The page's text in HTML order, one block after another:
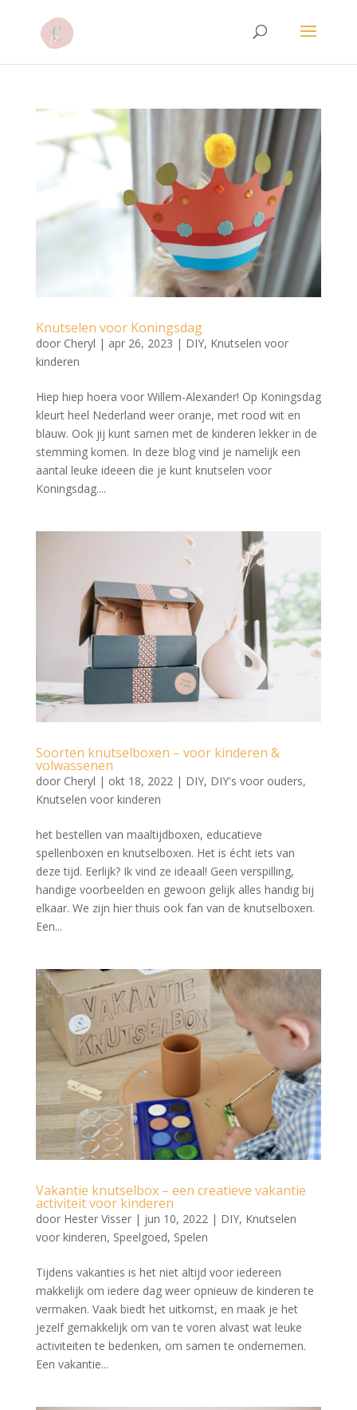
Knutselen voor Koningsdag
door Cheryl | apr 26, 2023 | DIY, Knutselen voor
kinderen
Hiep hiep hoera voor Willem-Alexander! Op Koningsdag
kleurt heel Nederland weer oranje, met rood wit en
blauw. Ook jij kunt samen met de kinderen lekker in de
stemming komen. In deze blog vind je namelijk een
aantal leuke ideeen die je kunt knutselen voor
Koningsdag....
Soorten knutselboxen – voor kinderen &
volwassenen
door Cheryl | okt 18, 2022| DIY, DIY's voor ouders,
Knutselen voor kinderen
het bestellen van maaltijdboxen, educatieve
spellenboxen en knutselboxen. Het is écht iets van
deze tijd. Eerlijk? Ik vind ze ideaal! Geen verspilling,
handige voorbeelden en gewoon gelijk alles handig bij
elkaar. We zijn hier thuis ook fan van de knutselboxen.
Een...
Vakantie knutselbox – een creatieve vakantie
activiteit voor kinderen
door Hester Visser| jun 10, 2022| DIY, Knutselen
voor kinderen, Speelgoed, Spelen
Tijdens vakanties is het niet altijd voor iedereen
makkelijk om iedere dag weer opnieuw de kinderen te
vermaken. Vaak biedt het uitkomst, en maak je het
jezelf gemakkelijk om van te voren alvast wat leuke
activiteiten te bedenken, om samen te ondernemen.
Een vakantie...